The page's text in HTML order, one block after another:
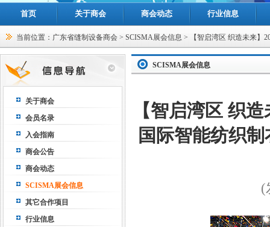
首页 关于商会 商会动态 行业信息
当前位置： 广东省缝制设备商会 > SCISMA展会信息 > 【智启湾区 织造未来】
备展暨大湾区国际智能纺织制衣·鞋机鞋材·数码印花工业设备展璀璨启幕
关于商会
会员名录
入会指南
商会公告
商会动态
SCISMA展会信息
其它合作项目
行业信息
SCISMA展会信息
【智启湾区 织
国际智能纺织
(